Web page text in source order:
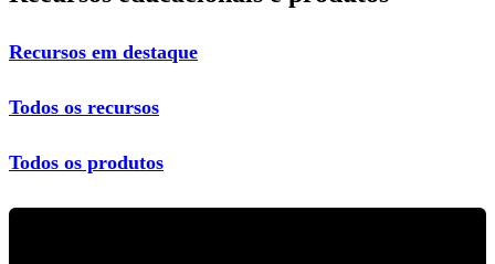
Recursos em destaque
Todos os recursos
Todos os produtos